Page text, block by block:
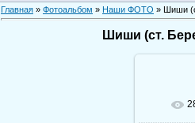
Главная » Фотоальбом » Наши ФОТО » Шиши
Шиши (ст.